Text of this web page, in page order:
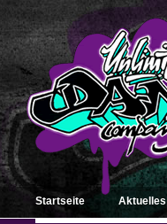
Startseite Aktuelles